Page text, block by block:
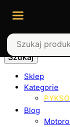
Szukaj
Sklep
Kategorie
Blog